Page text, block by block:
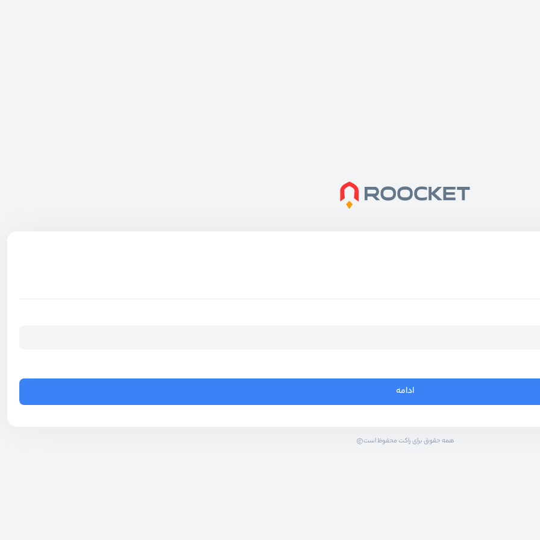
ادامه
همه حقوق برای راکت محفوظ است